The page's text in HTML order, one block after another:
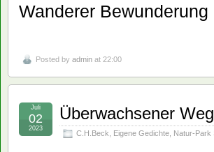
Wanderer
Posted by admin at 22:00
Überwachsener Weg
C.H.Beck Eigene Gedichte Natur-Park
Juli
02
2023